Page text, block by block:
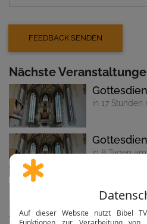
Nächste
in 17
in 8 Tagen
in 15 Tagen